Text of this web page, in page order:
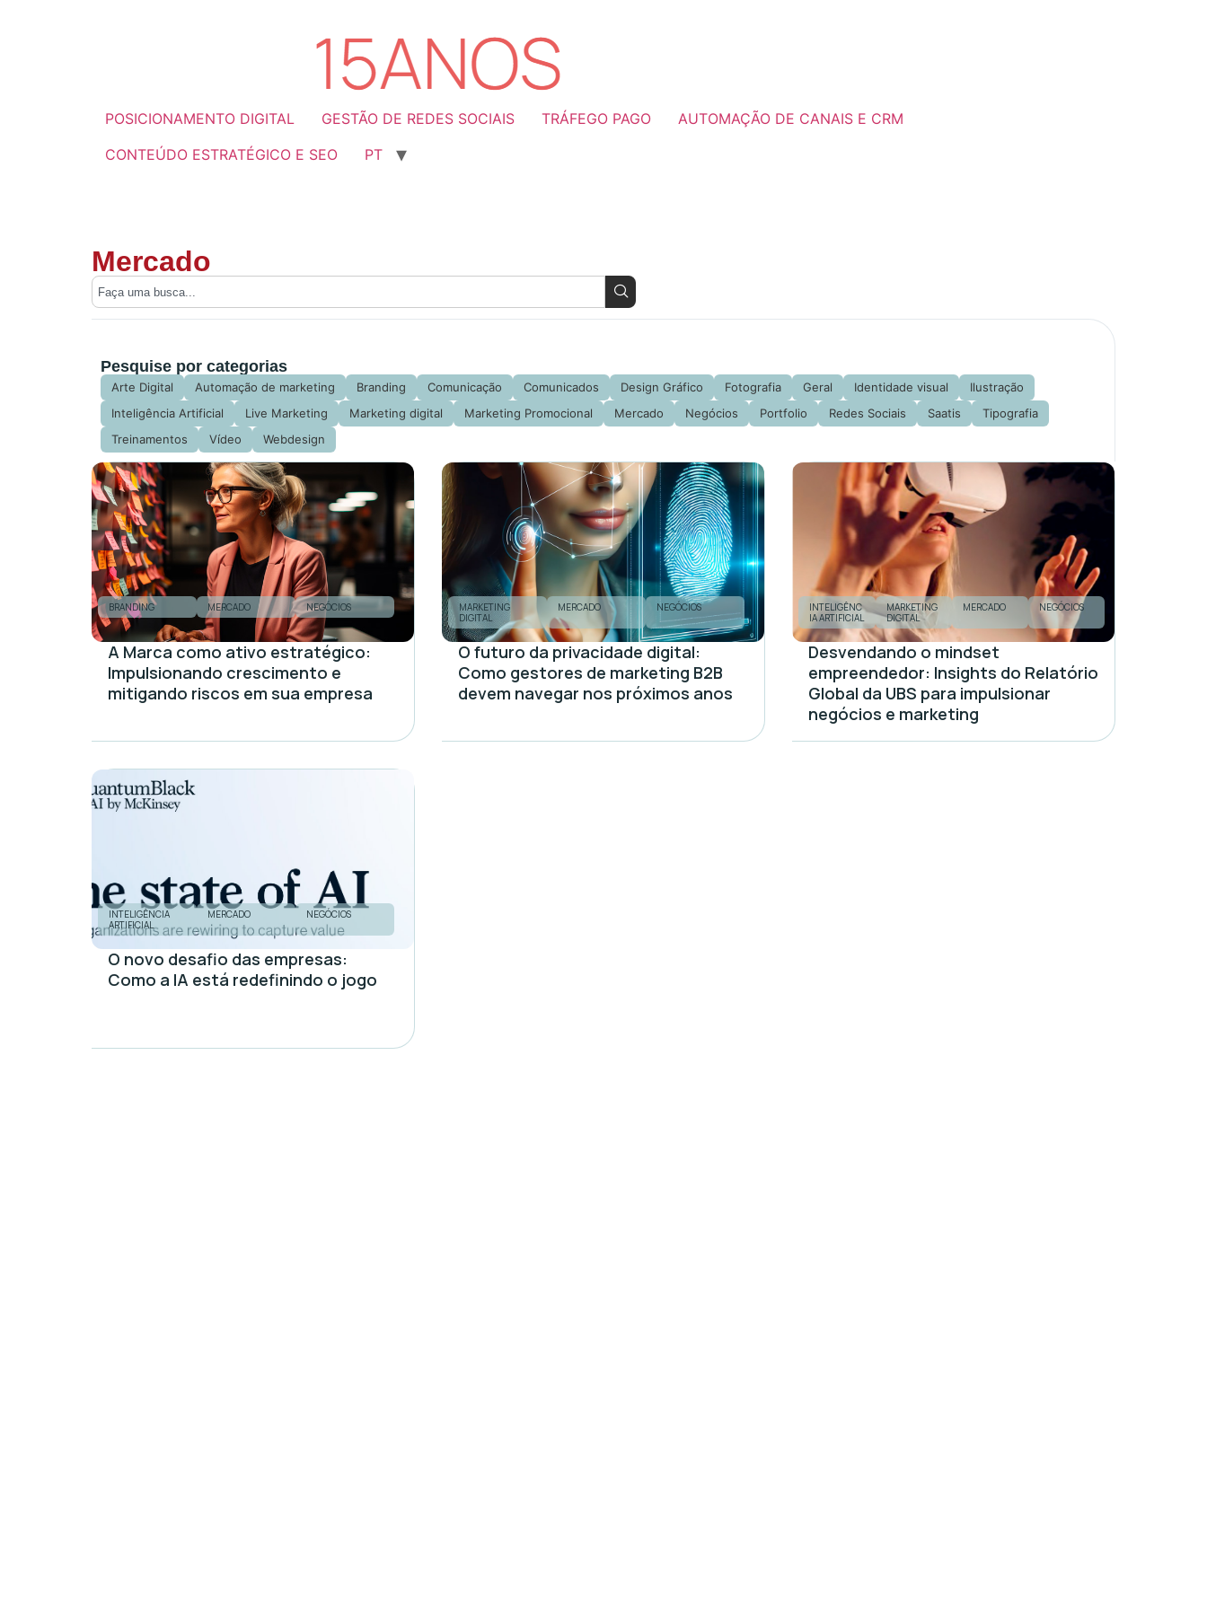
POSICIONAMENTO DIGITAL GESTÃO DE REDES SOCIAIS TRÁFEGO PAGO
AUTOMAÇÃO DE CANAIS E CRM
CONTEÚDO ESTRATÉGICO E SEO
PT
Mercado
Pesquise por categorias
Arte Digital Automação de marketing Branding Comunicação Comunicados Design Gráfico Fotografia Geral Identidade visual
Ilustração
Inteligência Artificial
Live Marketing Marketing digital Marketing Promocional Mercado Negócios Portfolio Redes Sociais Saatis
Tipografia
Treinamentos
Vídeo Webdesign
BRANDING MERCADO NEGÓCIOS
A Marca como ativo estratégico:
Impulsionando crescimento e
mitigando riscos em sua empresa
MARKETING
DIGITAL
MERCADO NEGÓCIOS
O futuro da privacidade digital:
Como gestores de marketing B2B
devem navegar nos próximos anos
INTELIGÊNC
IA ARTIFICIAL
MARKETING
DIGITAL
MERCADO NEGÓCIOS
Desvendando o mindset
empreendedor: Insights do Relatório
Global da UBS para impulsionar
negócios e marketing
INTELIGÊNCIA
ARTIFICIAL
MERCADO NEGÓCIOS
O novo desafio das empresas:
Como a IA está redefinindo o jogo